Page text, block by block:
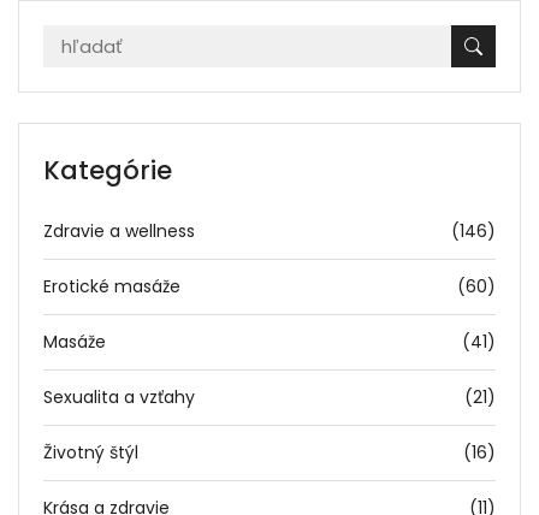
Kategórie
Zdravie a wellness (146)
Erotické masáže (60)
Masáže (41)
Sexualita a vzťahy (21)
Životný štýl (16)
Krása a zdravie (11)